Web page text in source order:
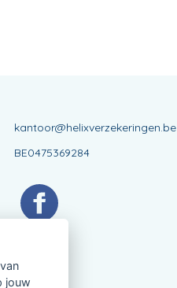
kantoor@helixverzekeringen.be
BE0475369284
jouw